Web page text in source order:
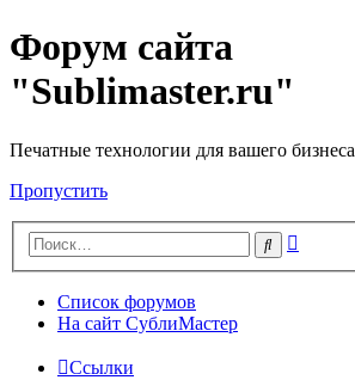
Форум сайта
"Sublimaster.ru"
Печатные технологии для вашего бизнеса
Пропустить
Поиск
Список форумов
На сайт СублиМастер
Ссылки